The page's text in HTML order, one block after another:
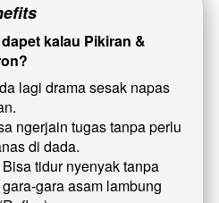
kalau Pikiran &
lagi drama sesak napas
ngerjain tugas tanpa perlu
di dada.
Bisa tidur nyenyak tanpa
gara asam lambung